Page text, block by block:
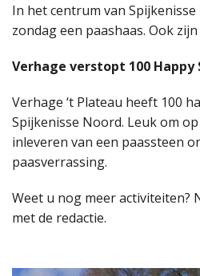
In het centrum van
zondag een paashaas. Ook
Verhage verstopt 100 Happy
Verhage ‘t Plateau heeft 100
Spijkenisse Noord. Leuk om
inleveren van een paassteen
paasverrassing.
Weet u nog meer activiteiten?
met de redactie.